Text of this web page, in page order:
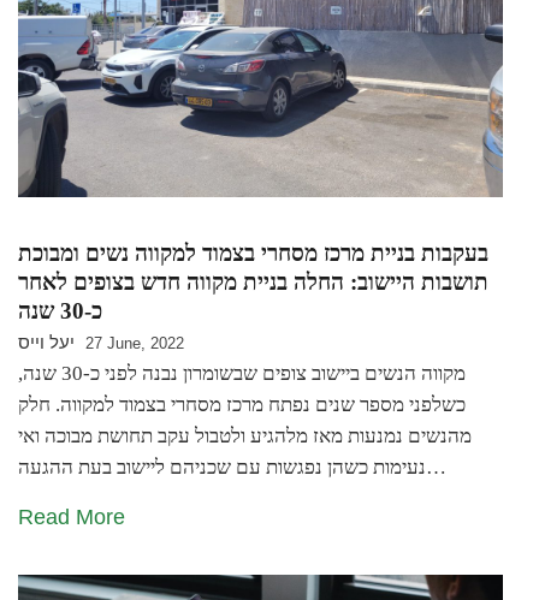
בעקבות בניית מרכז מסחרי בצמוד למקווה נשים ומבוכת
תושבות היישוב: החלה בניית מקווה חדש בצופים לאחר
כ-30 שנה
יעל וייס 27 June, 2022
מקווה הנשים ביישוב צופים שבשומרון נבנה לפני כ-30 שנה,
כשלפני מספר שנים נפתח מרכז מסחרי בצמוד למקווה. חלק
מהנשים נמנעות מאז מלהגיע ולטבול עקב תחושת מבוכה ואי
נעימות כשהן נפגשות עם שכניהם ליישוב בעת ההגעה…
Read More